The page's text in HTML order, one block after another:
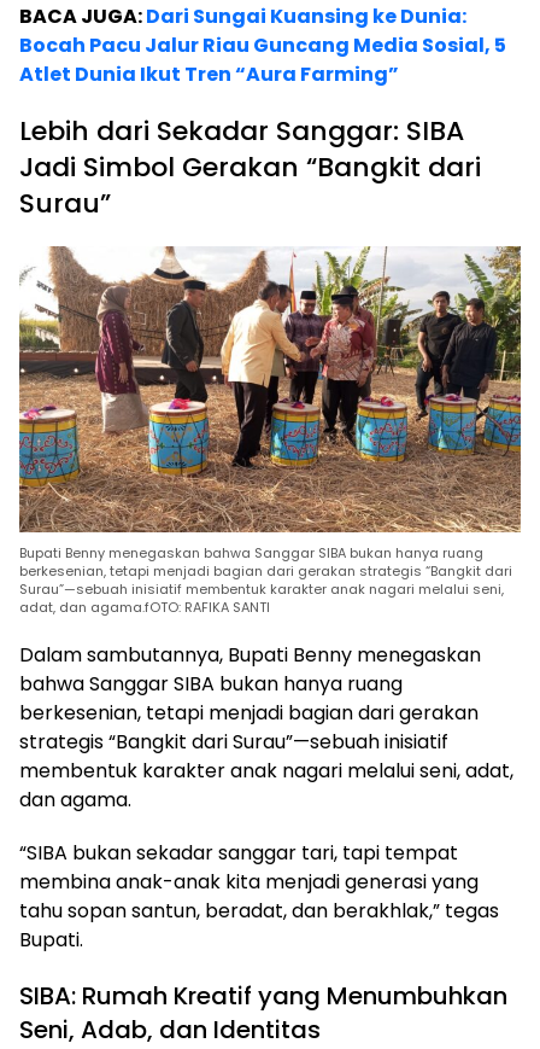
BACA JUGA:Dari Sungai Kuansing ke Dunia:
Bocah Pacu Jalur Riau Guncang Media Sosial, 5
Atlet Dunia Ikut Tren “Aura Farming”
Lebih dari Sekadar Sanggar: SIBA
Jadi Simbol Gerakan “Bangkit dari
Surau”
Bupati Benny menegaskan bahwa Sanggar SIBA bukan hanya ruang
berkesenian, tetapi menjadi bagian dari gerakan strategis “Bangkit dari
Surau”—sebuah inisiatif membentuk karakter anak nagari melalui seni,
adat, dan agama.fOTO: RAFIKA SANTI
Dalam sambutannya, Bupati Benny menegaskan
bahwa Sanggar SIBA bukan hanya ruang
berkesenian, tetapi menjadi bagian dari gerakan
strategis “Bangkit dari Surau”—sebuah inisiatif
membentuk karakter anak nagari melalui seni, adat,
dan agama.
“SIBA bukan sekadar sanggar tari, tapi tempat
membina anak-anak kita menjadi generasi yang
tahu sopan santun, beradat, dan berakhlak,” tegas
Bupati.
SIBA: Rumah Kreatif yang Menumbuhkan
Seni, Adab, dan Identitas